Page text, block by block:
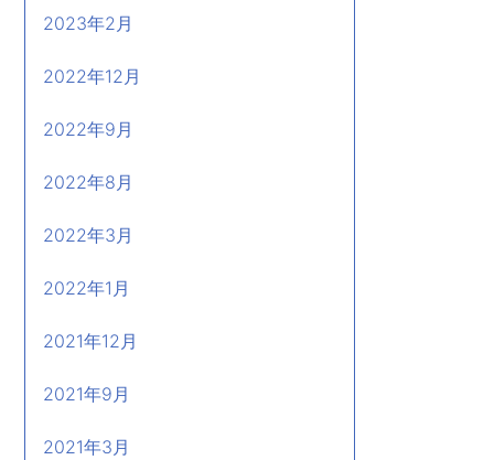
2023年2月
2022年12月
2022年9月
2022年8月
2022年3月
2022年1月
2021年12月
2021年9月
2021年3月